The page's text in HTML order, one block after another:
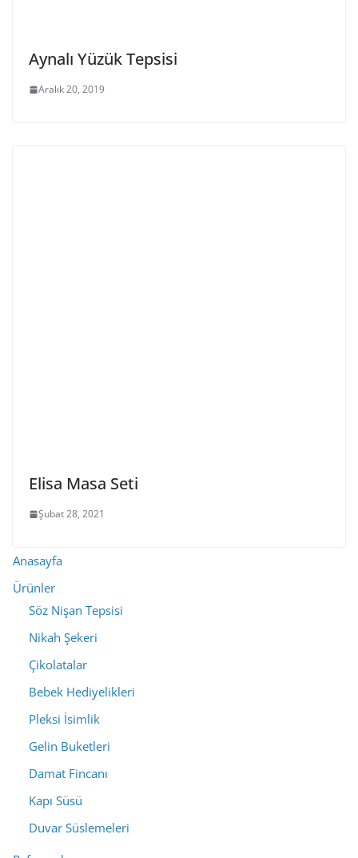
Aynalı Yüzük Tepsisi
Aralık 20, 2019
Elisa Masa Seti
Şubat 28, 2021
Anasayfa
Ürünler
Söz Nişan Tepsisi
Nikah Şekeri
Çikolatalar
Bebek Hediyelikleri
Pleksi İsimlik
Gelin Buketleri
Damat Fincanı
Kapı Süsü
Duvar Süslemeleri